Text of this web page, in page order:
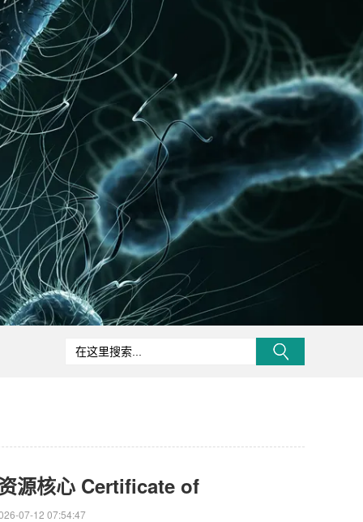
源核心 Certificate of
07-12 07:54:47